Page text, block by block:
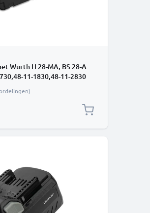
Wurth H 28-MA, BS 28-A
11-1830,48-11-2830
reservebatterij extra